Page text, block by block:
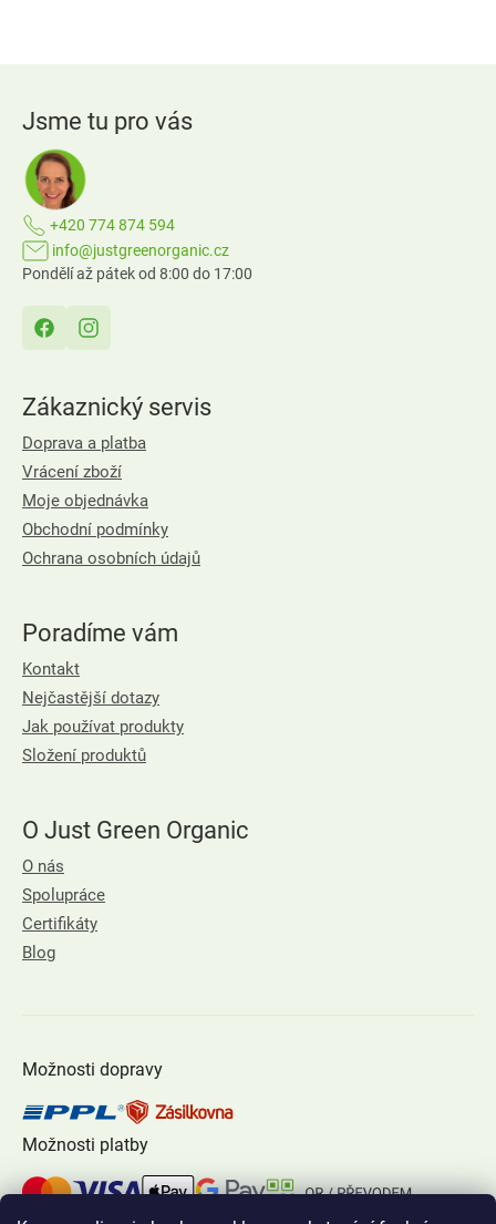
Jsme tu pro vás
+420 774 874 594
info@justgreenorganic.cz
Pondělí až pátek od 8:00 do 17:00
Zákaznický servis
Doprava a platba
Vrácení zboží
Moje objednávka
Obchodní podmínky
Ochrana osobních údajů
Poradíme vám
Kontakt
Nejčastější dotazy
Jak používat produkty
Složení produktů
O Just Green Organic
O nás
Spolupráce
Certifikáty
Blog
Možnosti dopravy
Možnosti platby